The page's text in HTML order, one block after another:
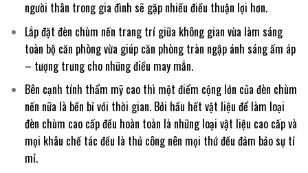
người thân trong gia đình sẽ gặp nhiều điều thuận lợi hơn.
Lắp đặt đèn chùm nến trang trí giữa không gian vừa làm sáng
toàn bộ căn phòng vừa giúp căn phòng tràn ngập ánh sáng ấm áp
– tượng trưng cho những điều may mắn.
Bên cạnh tính thẩm mỹ cao thì một điểm cộng lớn của đèn chùm
nến nữa là bền bỉ với thời gian. Bởi hầu hết vật liệu để làm loại
đèn chùm cao cấp đều hoàn toàn là những loại vật liệu cao cấp và
mọi khâu chế tác đều là thủ công nên mọi thứ đều đảm bảo sự tỉ
mỉ.